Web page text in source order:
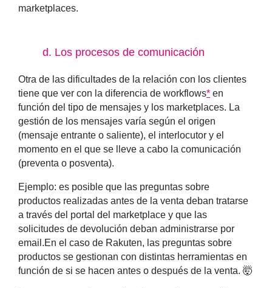
marketplaces.
d. Los procesos de comunicación
Otra de las dificultades de la relación con los clientes
tiene que ver con la diferencia de workflows* en
función del tipo de mensajes y los marketplaces. La
gestión de los mensajes varía según el origen
(mensaje entrante o saliente), el interlocutor y el
momento en el que se lleve a cabo la comunicación
(preventa o posventa).
Ejemplo: es posible que las preguntas sobre
productos realizadas antes de la venta deban tratarse
a través del portal del marketplace y que las
solicitudes de devolución deban administrarse por
email.En el caso de Rakuten, las preguntas sobre
productos se gestionan con distintas herramientas en
función de si se hacen antes o después de la venta. 🤯